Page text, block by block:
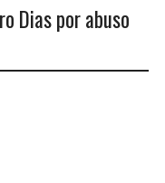
Dias por abuso